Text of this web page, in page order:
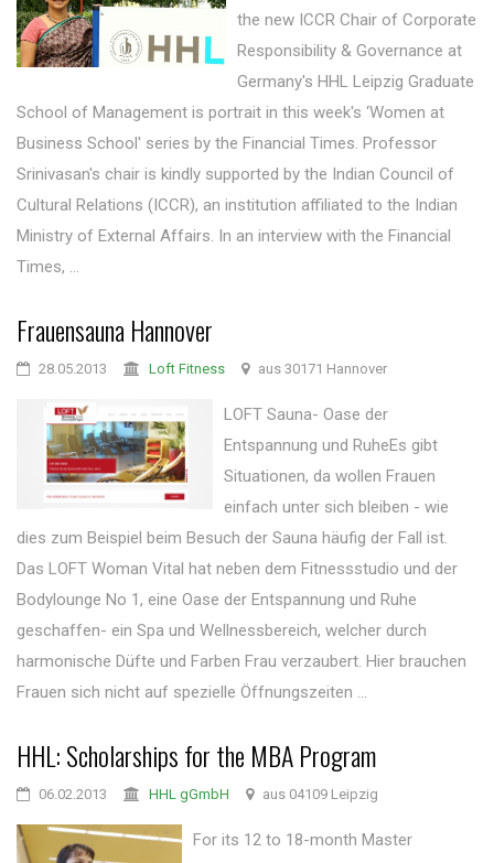
the new ICCR Chair of Corporate
Responsibility & Governance at
Germany's HHL Leipzig Graduate
School of Management is portrait in this week's ‘Women at
Business School' series by the Financial Times. Professor
Srinivasan's chair is kindly supported by the Indian Council of
Cultural Relations (ICCR), an institution affiliated to the Indian
Ministry of External Affairs. In an interview with the Financial
Times, ...
Frauensauna Hannover
28.05.2013 Loft Fitness aus 30171 Hannover
LOFT Sauna- Oase der
Entspannung und RuheEs gibt
Situationen, da wollen Frauen
einfach unter sich bleiben - wie
dies zum Beispiel beim Besuch der Sauna häufig der Fall ist.
Das LOFT Woman Vital hat neben dem Fitnessstudio und der
Bodylounge No 1, eine Oase der Entspannung und Ruhe
geschaffen- ein Spa und Wellnessbereich, welcher durch
harmonische Düfte und Farben Frau verzaubert. Hier brauchen
Frauen sich nicht auf spezielle Öffnungszeiten ...
HHL: Scholarships for the MBA Program
06.02.2013 HHL gGmbH aus 04109 Leipzig
For its 12 to 18-month Master